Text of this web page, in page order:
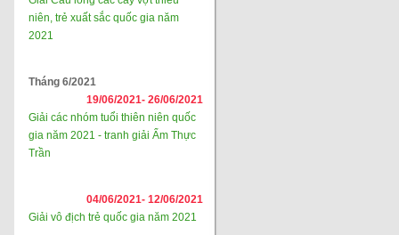
niên, trẻ xuất sắc quốc gia năm
2021
Tháng 6/2021
19/06/2021- 26/06/2021
Giải các nhóm tuổi thiên niên quốc
gia năm 2021 - tranh giải Ẩm Thực
Trần
04/06/2021- 12/06/2021
Giải vô địch trẻ quốc gia năm 2021